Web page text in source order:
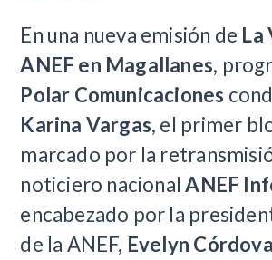
En una nueva emisión de La
ANEF en Magallanes,
Polar Comunicaciones
Karina Vargas, el primer
marcado por la
noticiero nacionalANEF
encabezado por la
de la ANEF, Evelyn Córdova